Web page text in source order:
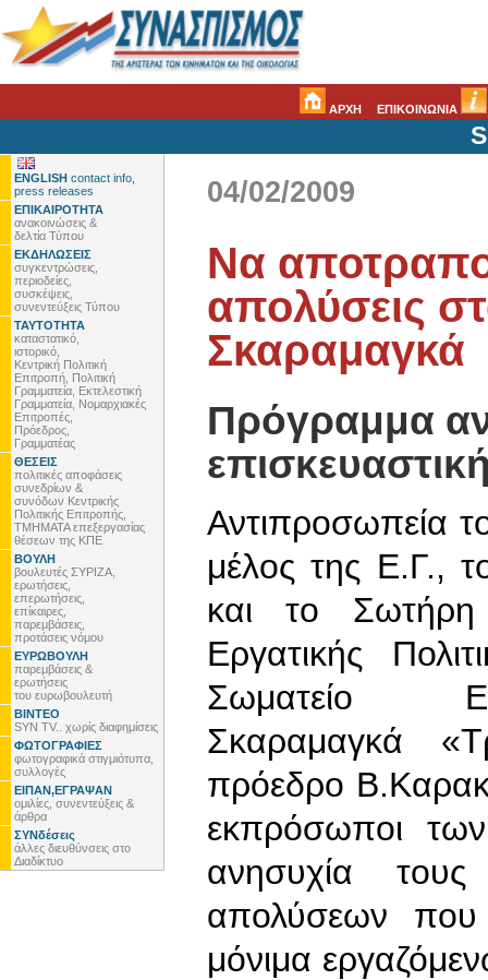
ΑΡΧΗ ΕΠΙΚΟΙΝΩΝΙΑ
ENGLISH contact info,
press releases
ΕΠΙΚΑΙΡΟΤΗΤΑ
ανακοινώσεις &
δελτία Τύπου
ΕΚΔΗΛΩΣΕΙΣ
συγκεντρώσεις,
περιοδείες,
συσκέψεις,
συνεντεύξεις Τύπου
ΤΑΥΤΟΤΗΤΑ
καταστατικό,
ιστορικό,
Κεντρική Πολιτική
Επιτροπή, Πολιτική
Γραμματεία, Εκτελεστική
Γραμματεία, Νομαρχιακές
Επιτροπές,
Πρόεδρος,
Γραμματέας
ΘΕΣΕΙΣ
πολιτικές αποφάσεις
συνεδρίων &
συνόδων Κεντρικής
Πολιτικής Επιτροπής,
ΤΜΗΜΑΤΑ επεξεργασίας
θέσεων της ΚΠΕ
ΒΟΥΛΗ
βουλευτές ΣΥΡΙΖΑ,
ερωτήσεις,
επερωτήσεις,
επίκαιρες,
παρεμβάσεις,
προτάσεις νόμου
ΕΥΡΩΒΟΥΛΗ
παρεμβάσεις &
ερωτήσεις
του ευρωβουλευτή
ΒΙΝΤΕΟ
SYN TV.. χωρίς διαφημίσεις
ΦΩΤΟΓΡΑΦΙΕΣ
φωτογραφικά στιγμιότυπα,
συλλογές
ΕΙΠΑΝ,ΕΓΡΑΨΑΝ
ομιλίες, συνεντεύξεις &
άρθρα
ΣΥΝδέσεις
άλλες διευθύνσεις στο
Διαδίκτυο
04/02/2009
Να
απολύσεις
Σκαραμαγκά
Πρόγραμμα
Αντιπροσωπεία
μέλος της Ε.Γ.,
και το Σωτήρη
Εργατικής
Σωματείο
Σκαραμαγκά
πρόεδρο
εκπρόσωποι
ανησυχία
απολύσεων που
μόνιμα